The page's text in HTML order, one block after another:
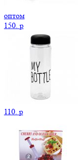
оптом
150. p
110. p